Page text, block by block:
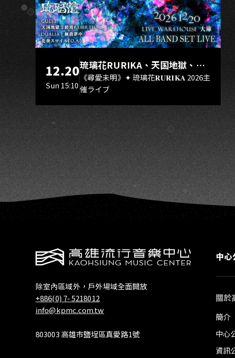
12.20
Sun 15:10
琉璃花RURIKA、天国地獄、終
焉Rebirth、DUALIA、無我夢
中、花奏スマイル（O.A.）
《尋愛未明》✦ 琉璃花𝐑𝐔𝐑𝐈𝐊𝐀 2026主
催ライブ
除室內區域外，戶外場域全面開放
+886(0) 7- 5218012
info@kpmc.com.tw
803003 高雄市鹽埕區真愛路1號
中心
關於
簡介
中心
資訊